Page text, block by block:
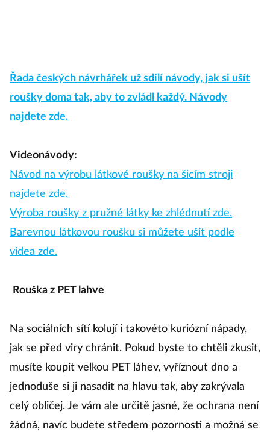
Řada českých návrhářek už sdílí návody, jak si ušít
roušky doma tak, aby to zvládl každý. Návody
najdete zde.
Videonávody:
Návod na výrobu látkové roušky na šicím stroji
najdete zde.
Výroba roušky z pružné látky ke zhlédnutí zde.
Barevnou látkovou roušku si můžete ušít podle
videa zde.
Rouška z PET lahve
Na sociálních sítí kolují i takovéto kuriózní nápady,
jak se před viry chránit. Pokud byste to chtěli zkusit,
musíte koupit velkou PET láhev, vyříznout dno a
jednoduše si ji nasadit na hlavu tak, aby zakrývala
celý obličej. Je vám ale určitě jasné, že ochrana není
žádná, navíc budete středem pozornosti a možná se